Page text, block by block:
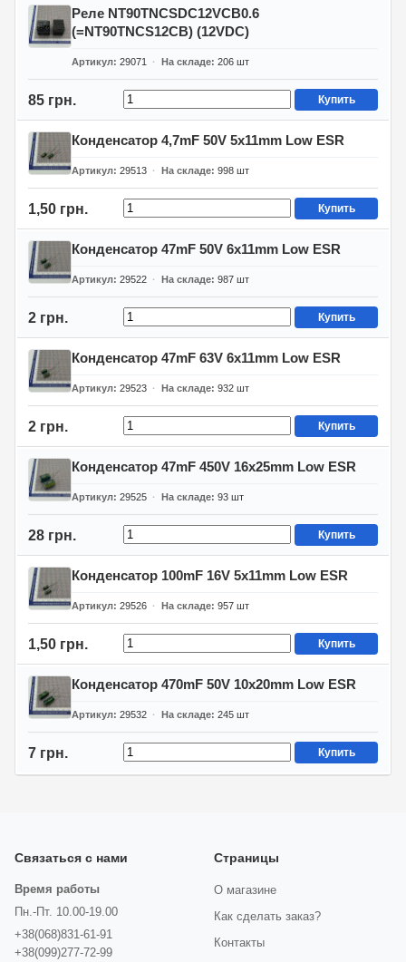
Реле NT90TNCSDC12VCB0.6
(=NT90TNCS12CB) (12VDC)
Артикул 29071 На складе 206 шт
85 грн. Купить
Конденсатор 4,7mF 50V 5x11mm Low ESR
Артикул 29513 На складе 998 шт
1,50 грн. Купить
Конденсатор 47mF 50V 6x11mm Low ESR
Артикул 29522 На складе 987 шт
2 грн. Купить
Конденсатор 47mF 63V 6x11mm Low ESR
Артикул 29523 На складе 932 шт
2 грн. Купить
Конденсатор 47mF 450V 16x25mm Low ESR
Артикул 29525 На складе 93 шт
28 грн. Купить
Конденсатор 100mF 16V 5x11mm Low ESR
Артикул 29526 На складе 957 шт
1,50 грн. Купить
Конденсатор 470mF 50V 10x20mm Low ESR
Артикул 29532 На складе 245 шт
7 грн. Купить
Связаться с нами
Время работы
Пн.-Пт. 10.00-19.00
+38(068)831-61-91
+38(099)277-72-99
Страницы
О магазине
Как сделать заказ?
Контакты